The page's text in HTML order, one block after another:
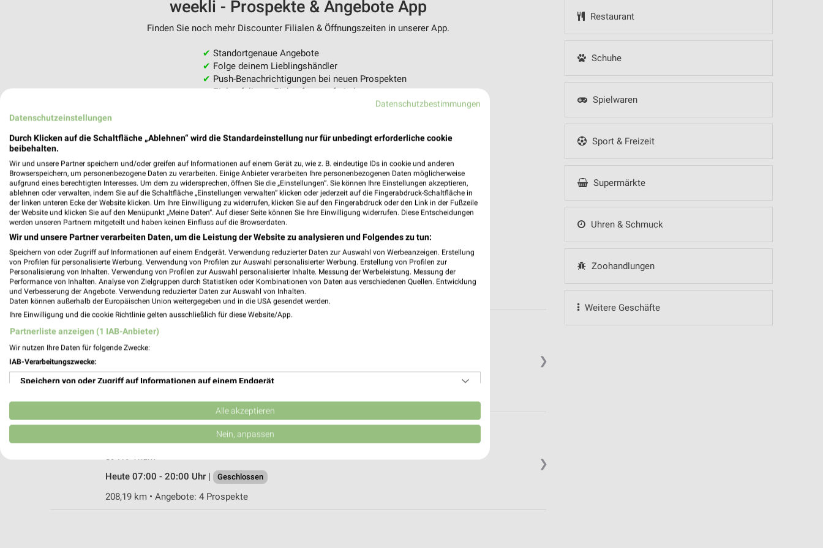
Restaurant
Schuhe
Spielwaren
Sport & Freizeit
Supermärkte
Uhren & Schmuck
Zoohandlungen
Weitere Geschäfte
weekli - Prospekte & Angebote App
Finden Sie noch mehr Discounter Filialen & Öffnungszeiten in unserer App.
✔ Standortgenaue Angebote
✔ Folge deinem Lieblingshändler
✔ Push-Benachrichtigungen bei neuen Prospekten
✔Einkaufsliste - Einkauf stressfrei planen
❯
ALDI Nord Ehrenfriedersdorf
09427 Ehrenfriedersdorf
Heute 07:00 - 20:00 Uhr | Geschlossen
❯
Netto Marken-Discount Thum
Stollberger Str. 21
09419 Thum
Heute 07:00 - 20:00 Uhr |
Geschlossen
208,19 km • Angebote: 4 Prospekte
Datenschutzbestimmungen
Datenschutzeinstellungen
Durch Klicken auf die Schaltfläche „Ablehnen“ wird die Standardeinstellung nur für unbedingt erforderliche cookie
beibehalten.
Wir und unsere Partner speichern und/oder greifen auf Informationen auf einem Gerät zu, wie z. B. eindeutige IDs in cookie und anderen
Browserspeichern, um personenbezogene Daten zu verarbeiten. Einige Anbieter verarbeiten Ihre personenbezogenen Daten möglicherweise
aufgrund eines berechtigten Interesses. Um dem zu widersprechen, öffnen Sie die „Einstellungen“. Sie können Ihre Einstellungen akzeptieren,
ablehnen oder verwalten, indem Sie auf die Schaltfläche „Einstellungen verwalten“ klicken oder jederzeit auf die Fingerabdruck-Schaltfläche in
der linken unteren Ecke der Website klicken. Um Ihre Einwilligung zu widerrufen, klicken Sie auf den Fingerabdruck oder den Link in der Fußzeile
der Website und klicken Sie auf den Menüpunkt „Meine Daten“. Auf dieser Seite können Sie Ihre Einwilligung widerrufen. Diese Entscheidungen
werden unseren Partnern mitgeteilt und haben keinen Einfluss auf die Browserdaten.
Wir und unsere Partner verarbeiten Daten, um die Leistung der Website zu analysieren und Folgendes zu tun:
Speichern von oder Zugriff auf Informationen auf einem Endgerät. Verwendung reduzierter Daten zur Auswahl von Werbeanzeigen. Erstellung
von Profilen für personalisierte Werbung. Verwendung von Profilen zur Auswahl personalisierter Werbung. Erstellung von Profilen zur
Personalisierung von Inhalten. Verwendung von Profilen zur Auswahl personalisierter Inhalte. Messung der Werbeleistung. Messung der
Performance von Inhalten. Analyse von Zielgruppen durch Statistiken oder Kombinationen von Daten aus verschiedenen Quellen. Entwicklung
und Verbesserung der Angebote. Verwendung reduzierter Daten zur Auswahl von Inhalten.
Daten können außerhalb der Europäischen Union weitergegeben und in die USA gesendet werden.
Ihre Einwilligung und die cookie Richtlinie gelten ausschließlich für diese Website/App.
Partnerliste anzeigen (1 IAB-Anbieter)
Wir nutzen Ihre Daten für folgende Zwecke:
IAB-Verarbeitungszwecke:
Speichern von oder Zugriff auf Informationen auf einem Endgerät
Verwendung reduzierter Daten zur Auswahl von Werbeanzeigen
Erstellung von Profilen für personalisierte Werbung
Erstellung von Profilen zur Personalisierung von Inhalten
Alle akzeptieren
Nein, anpassen